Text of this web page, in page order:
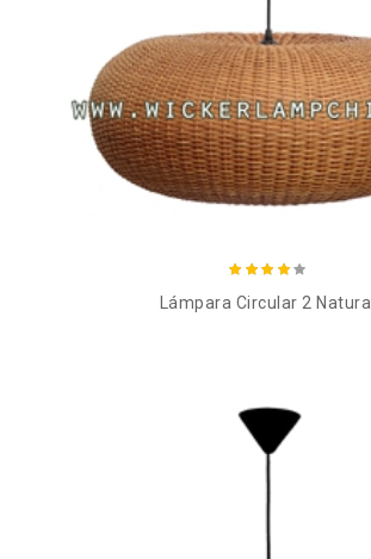
Añadir al carro
Lámpara Circular 2 Natural